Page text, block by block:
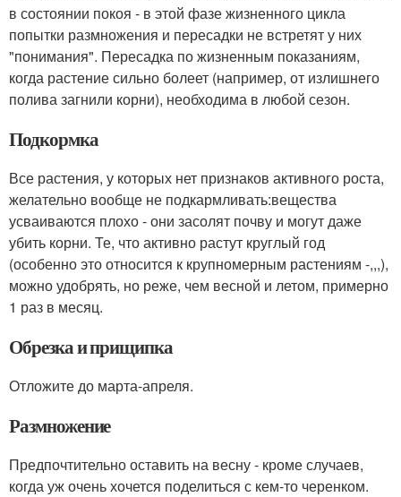
в состоянии покоя - в этой фазе жизненного цикла
попытки размножения и пересадки не встретят у них
"понимания". Пересадка по жизненным показаниям,
когда растение сильно болеет (например, от излишнего
полива загнили корни), необходима в любой сезон.
Подкормка
Все растения, у которых нет признаков активного роста,
желательно вообще не подкармливать:вещества
усваиваются плохо - они засолят почву и могут даже
убить корни. Те, что активно растут круглый год
(особенно это относится к крупномерным растениям -,,,),
можно удобрять, но реже, чем весной и летом, примерно
1 раз в месяц.
Обрезка и прищипка
Отложите до марта-апреля.
Размножение
Предпочтительно оставить на весну - кроме случаев,
когда уж очень хочется поделиться с кем-то черенком.